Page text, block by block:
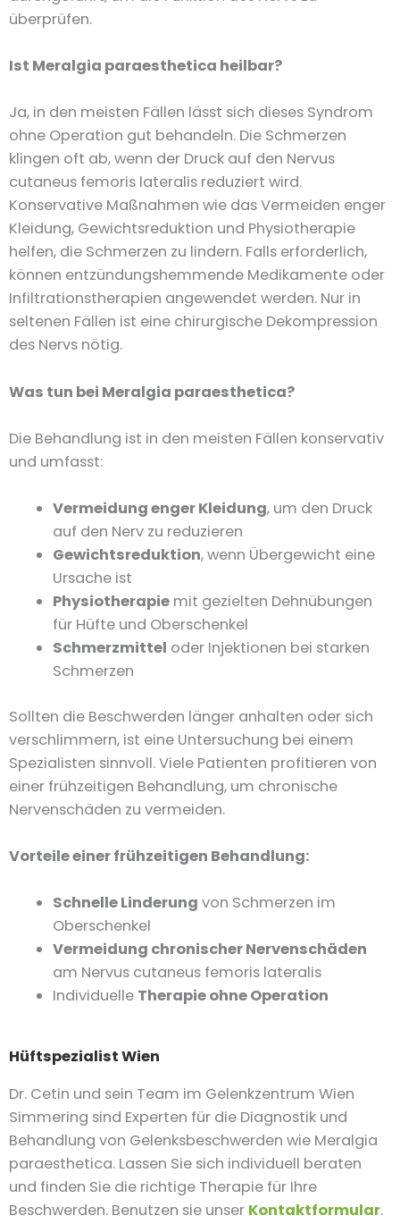
überprüfen.
Ist Meralgia paraesthetica heilbar?
Ja, in den meisten Fällen lässt sich dieses Syndrom
ohne Operation gut behandeln. Die Schmerzen
klingen oft ab, wenn der Druck auf den Nervus
cutaneus femoris lateralis reduziert wird.
Konservative Maßnahmen wie das Vermeiden enger
Kleidung, Gewichtsreduktion und Physiotherapie
helfen, die Schmerzen zu lindern. Falls erforderlich,
können entzündungshemmende Medikamente oder
Infiltrationstherapien angewendet werden. Nur in
seltenen Fällen ist eine chirurgische Dekompression
des Nervs nötig.
Was tun bei Meralgia paraesthetica?
Die Behandlung ist in den meisten Fällen konservativ
und umfasst:
Vermeidung enger Kleidung, um den Druck
auf den Nerv zu reduzieren
Gewichtsreduktion, wenn Übergewicht eine
Ursache ist
Physiotherapie mit gezielten Dehnübungen
für Hüfte und Oberschenkel
Schmerzmittel oder Injektionen bei starken
Schmerzen
Sollten die Beschwerden länger anhalten oder sich
verschlimmern, ist eine Untersuchung bei einem
Spezialisten sinnvoll. Viele Patienten profitieren von
einer frühzeitigen Behandlung, um chronische
Nervenschäden zu vermeiden.
Vorteile einer frühzeitigen Behandlung:
Schnelle Linderung von Schmerzen im
Oberschenkel
Vermeidung chronischer Nervenschäden
am Nervus cutaneus femoris lateralis
Individuelle Therapie ohne Operation
Hüftspezialist Wien
Dr. Cetin und sein Team im Gelenkzentrum Wien
Simmering sind Experten für die Diagnostik und
Behandlung von Gelenksbeschwerden wie Meralgia
paraesthetica. Lassen Sie sich individuell beraten
und finden Sie die richtige Therapie für Ihre
Beschwerden. Benutzen sie unser Kontaktformular.